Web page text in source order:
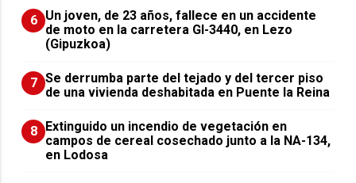
6 Un joven, de 23 años, fallece en un accidente
de moto en la carretera GI-3440, en Lezo
(Gipuzkoa)
7 Se derrumba parte del tejado y del tercer piso
de una vivienda deshabitada en Puente la Reina
8
Extinguido un incendio de vegetación en
campos de cereal cosechado junto a la NA-134,
en Lodosa